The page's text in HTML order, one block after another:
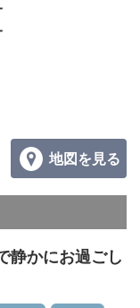
地図を見る
静かにお過ごし